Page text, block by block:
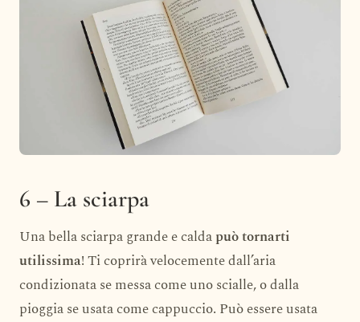
6 – La sciarpa
Una bella sciarpa grande e caldapuò tornarti
utilissima! Ti coprirà velocemente dall’aria
condizionata se messa come uno scialle, o dalla
pioggia se usata come cappuccio. Può essere usata